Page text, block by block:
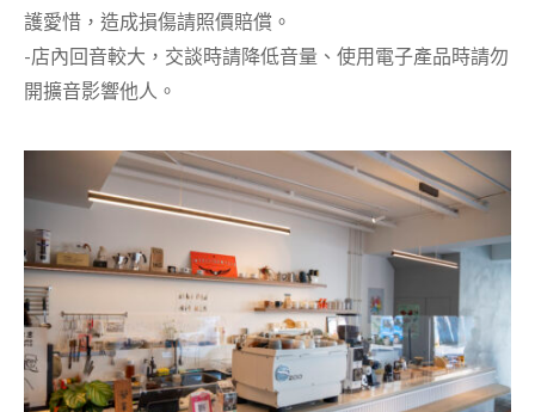
護愛惜，造成損傷請照價賠償。
-店內回音較大，交談時請降低音量、使用電子產品時請勿
開擴音影響他人。